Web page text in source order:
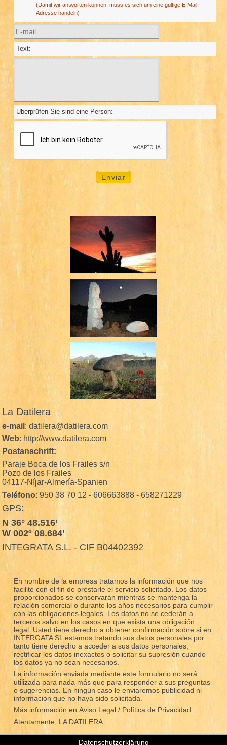
(Damit wir antworten können, muss es sich um eine gültige E-Mail-
Adresse handeln)
Text:
Überprüfen Sie sind eine Person:
La Datilera
e-mail : datilera@datilera.com
Web: http://www.datilera.com
Postanschrift:
Paraje Boca de los Frailes s/n
Pozo de los Frailes
04117-Níjar-Almería-Spanien
Teléfono: 950 38 70 12 - 606663888 - 658271229
GPS:
N 36° 48.516’
W 002º 08.684’
INTEGRATA S.L. - CIF B04402392
En nombre de la empresa tratamos la información que nos
facilite con el fin de prestarle el servicio solicitado. Los datos
proporcionados se conservarán mientras se mantenga la
relación comercial o durante los años necesarios para cumplir
con las obligaciones legales. Los datos no se cederán a
terceros salvo en los casos en que exista una obligación
legal. Usted tiene derecho a obtener confirmación sobre si en
INTERGATA SL estamos tratando sus datos personales por
tanto tiene derecho a acceder a sus datos personales,
rectificar los datos inexactos o solicitar su supresión cuando
los datos ya no sean necesarios.
La información enviada mediante este formulario no será
utilizada para nada más que para responder a sus preguntas
o sugerencias. En ningún caso le enviaremos publicidad ni
información que no haya sido solicitada.
Más información en Aviso Legal / Política de Privacidad.
Atentamente, LA DATILERA.
Datenschutzerklärung